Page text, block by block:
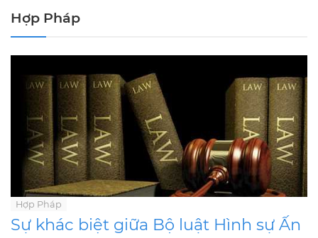
Hợp Pháp
Hợp Pháp
Sự khác biệt giữa Bộ luật Hình sự Ấn